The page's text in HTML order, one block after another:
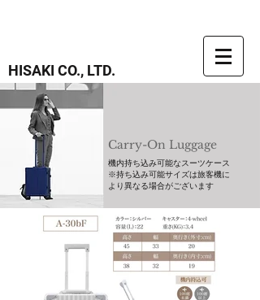
HISAKI CO., LTD.
Carry-On Luggage
機内持ち込み可能なスーツケース
​※持ち込み可能サイズは旅客機に
より異なる場合がございます